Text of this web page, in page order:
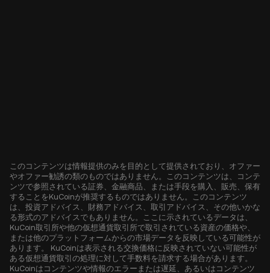
このコンテンツは情報提供のみを目的として提供されており、オファー
やオファー勧誘の類のものではありません。このコンテンツは、コンテ
ンツで参照されている証券、金融商品、または手段を購入、販売、保有
することをKuCoinが推奨するものではありません。このコンテンツ
は、投資アドバイス、財務アドバイス、取引アドバイス、その他いかな
る形式のアドバイスでもありません。ここに示されているデータは、
KuCoin取引所や他の仮想通貨取引所で取引されている資産の価格や、
または他のプラットフォームからの市場データを反映している可能性が
あります。 KuCoinは表示される交換価格に反映されていない可能性が
ある仮想通貨取引の処理に対して手数料を請求する場合があります。
KuCoinはコンテンツや情報のエラーまたは遅延、あるいはコンテンツ